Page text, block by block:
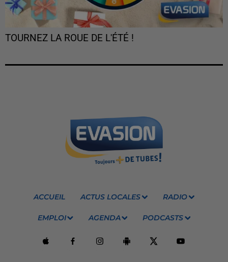
TOURNEZ LA ROUE DE L'ÉTÉ !
ACCUEIL ACTUS LOCALES RADIO
EMPLOI AGENDA PODCASTS